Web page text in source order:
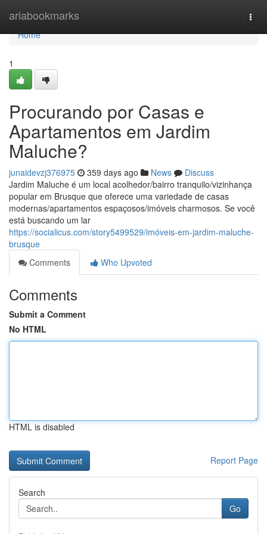
ariabookmarks
Home
Home
1
Procurando por Casas e
Apartamentos em Jardim
Maluche?
junaidevzj376975 359 days ago News
Discuss
Jardim Maluche é um local acolhedor/bairro tranquilo/vizinhança
popular em Brusque que oferece uma variedade de casas
modernas/apartamentos espaçosos/imóveis charmosos. Se você
está buscando um lar
https://socialicus.com/story5499529/imóveis-em-jardim-maluche-
brusque
Comments
Who Upvoted
Comments
Submit a Comment
No HTML
HTML is disabled
Report Page
Search
Go